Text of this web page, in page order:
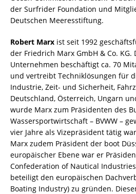
der Surfrider Foundation und
Deutschen Meeresstiftung.
Robert Marx ist seit 1992
der Friedrich Marx GmbH & Co.
Unternehmen beschäftigt ca. 70
und vertreibt Techniklösungen für
Industrie, Zeit- und Sicherheit,
Deutschland, Österreich, Ungarn
wurde Marx zum Präsidenten des
Wassersportwirtschaft – BVWW –
vier Jahre als Vizepräsident tätig
Marx zudem Präsident der boot
europäischer Ebene war er
Confederation of Nautical
beteiligt den europäischen
Boating Industry) zu gründen.